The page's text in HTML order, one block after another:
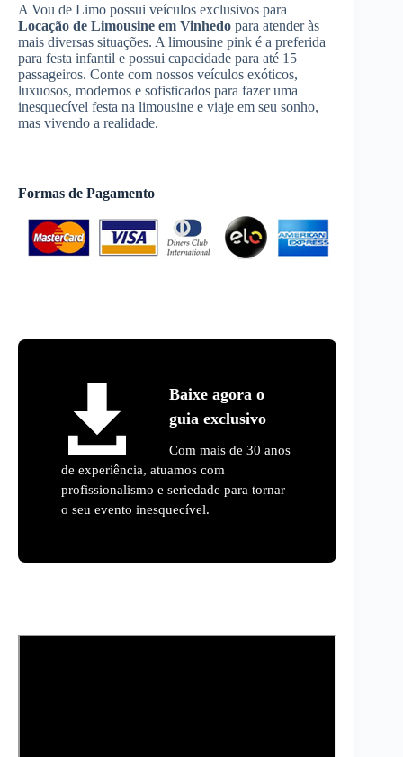
A Vou de Limo possui veículos exclusivos para
Locação de Limousine em Vinhedo para atender às
mais diversas situações. A limousine pink é a preferida
para festa infantil e possui capacidade para até 15
passageiros. Conte com nossos veículos exóticos,
luxuosos, modernos e sofisticados para fazer uma
inesquecível festa na limousine e viaje em seu sonho,
mas vivendo a realidade.
Formas de Pagamento
Baixe agora o
guia exclusivo
Com mais de 30 anos
de experiência, atuamos com
profissionalismo e seriedade para tornar
o seu evento inesquecível.